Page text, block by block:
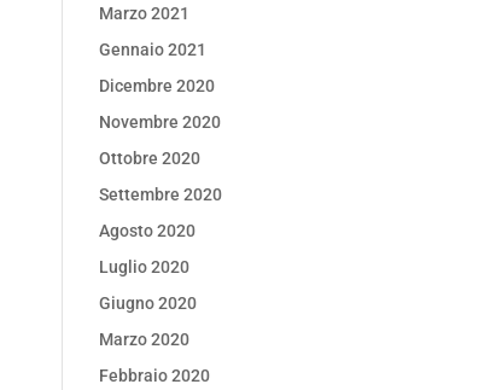
Marzo 2021
Gennaio 2021
Dicembre 2020
Novembre 2020
Ottobre 2020
Settembre 2020
Agosto 2020
Luglio 2020
Giugno 2020
Marzo 2020
Febbraio 2020